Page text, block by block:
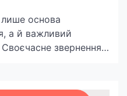
основа
а й важливий
звернення
довгі роки.